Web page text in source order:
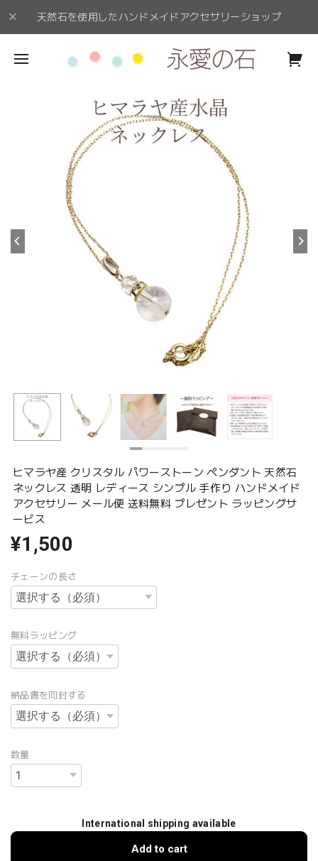
天然石を使用したハンドメイドアクセサリーショップ
ヒマラヤ産 クリスタル パワーストーン ペンダント 天然石
ネックレス 透明 レディース シンプル 手作り ハンドメイド
アクセサリー メール便 送料無料 プレゼント ラッピングサ
ービス
¥1,500
チェーンの長さ
無料ラッピング
納品書を同封する
数量
International shipping available
Add to cart